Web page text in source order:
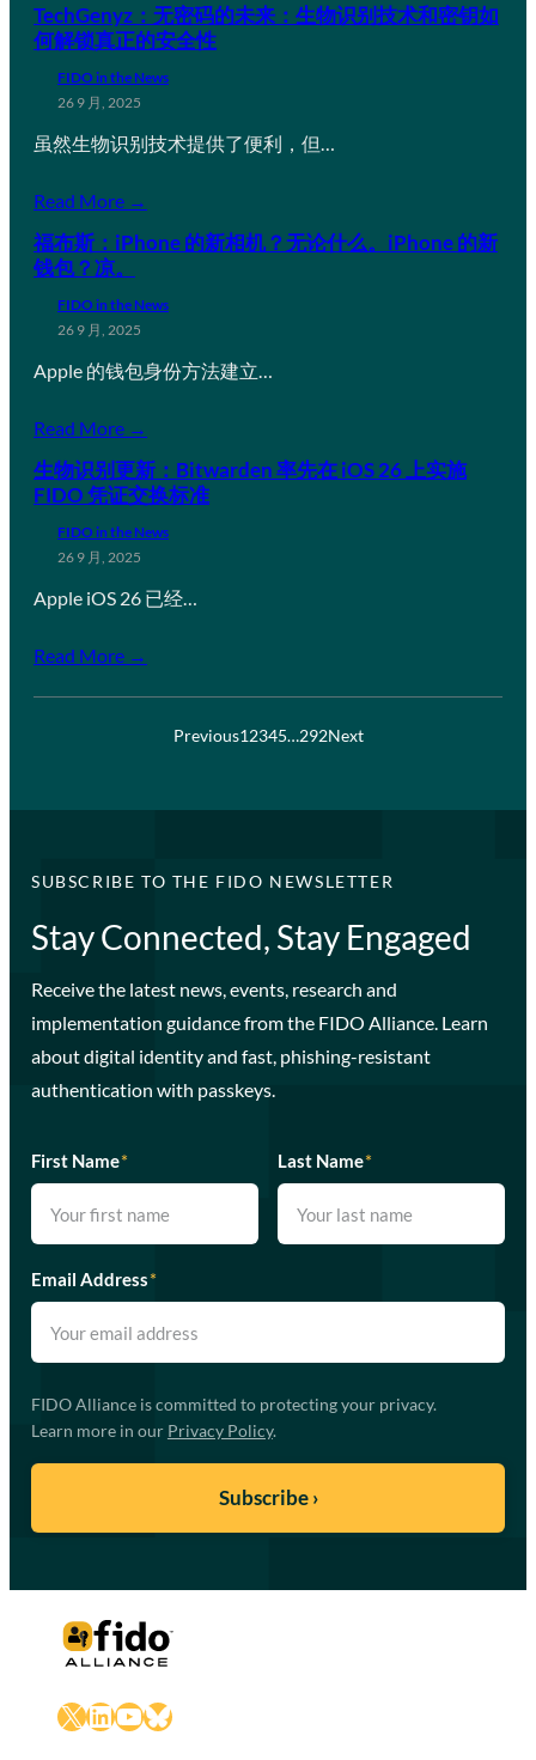
TechGenyz：无密码的未来：生物识别技术和密钥如
何解锁真正的安全性
FIDO in the News
26 9 月, 2025
虽然生物识别技术提供了便利，但…
Read More →
福布斯：iPhone 的新相机？无论什么。iPhone 的新
钱包？凉。
FIDO in the News
26 9 月, 2025
Apple 的钱包身份方法建立…
Read More →
生物识别更新：Bitwarden 率先在 iOS 26 上实施
FIDO 凭证交换标准
FIDO in the News
26 9 月, 2025
Apple iOS 26 已经…
Read More →
Previous12345…292Next
SUBSCRIBE TO THE FIDO NEWSLETTER
Stay Connected, Stay Engaged
Receive the latest news, events, research and
implementation guidance from the FIDO Alliance. Learn
about digital identity and fast, phishing-resistant
authentication with passkeys.
First Name* Last Name*
Email Address*
FIDO Alliance is committed to protecting your privacy.
Learn more in our Privacy Policy.
X LinkedIn
YouTube
Bluesky